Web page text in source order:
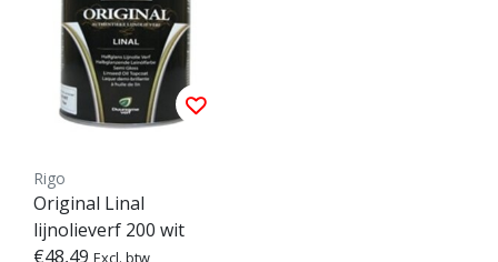
Rigo
Original Linal
lijnolieverf 200 wit
€48,49 Excl. btw